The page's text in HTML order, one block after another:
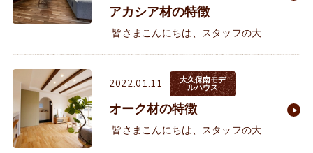
アカシア材の特徴
皆さまこんにちは、スタッフの大西
が、今回はアカシア材の特徴につい
2022.01.11
大久保南モデ
ルハウス
オーク材の特徴
皆さまこんにちは、スタッフの大西